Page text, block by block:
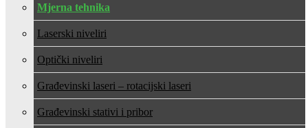
Mjerna tehnika
Laserski niveliri
Optički niveliri
Građevinski laseri – rotacijski laseri
Građevinski stativi i pribor